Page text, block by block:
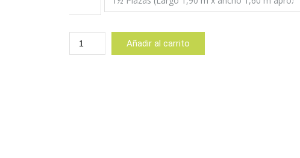
$22,00
hasta
Cobija
Térmica
Añadir al carrito